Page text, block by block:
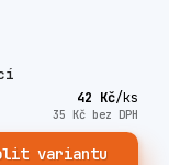
42 Kč/ks
35 Kč bez DPH
variantu